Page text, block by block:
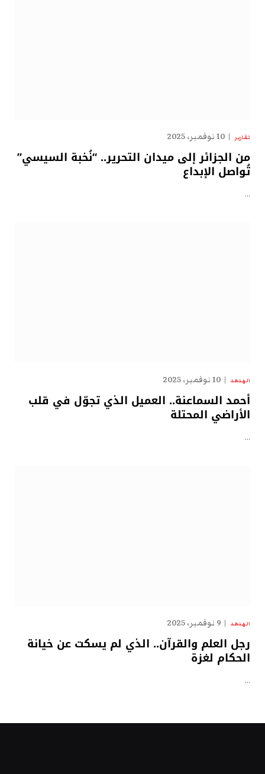
تقارير 10 نوفمبر، 2025
من الجزائر إلى ميدان التحرير.. “نُخبة السيسي”
تُواصل الإبداع
…
الهدهد 10 نوفمبر، 2025
أحمد السماعنة.. العميل الذي تجوّل في قلب
الأراضي المحتلة
…
الهدهد 9 نوفمبر، 2025
رجل العلم والقرآن.. الذي لم يسكت عن خيانة
الحكام لغزة
…